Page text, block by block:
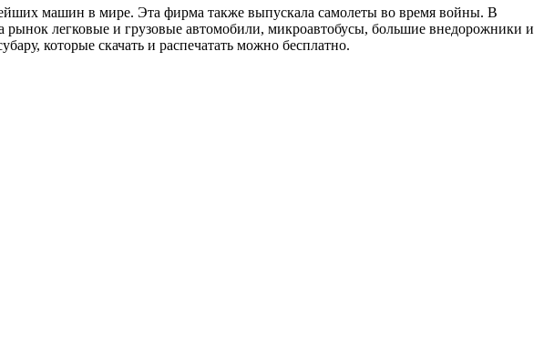
машин в мире. Эта фирма также выпускала самолеты во время войны. В
легковые и грузовые автомобили, микроавтобусы, большие внедорожники и
которые скачать и распечатать можно бесплатно.